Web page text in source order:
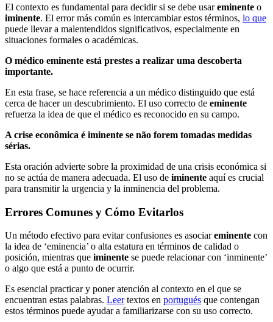
El contexto es fundamental para decidir si se debe usareminente o
iminente. El error más común es intercambiar estos términos, lo que
puede llevar a malentendidos significativos, especialmente en
situaciones formales o académicas.
O médico eminente está prestes a realizar uma descoberta
importante.
En esta frase, se hace referencia a un médico distinguido que está
cerca de hacer un descubrimiento. El uso correcto de eminente
refuerza la idea de que el médico es reconocido en su campo.
A crise econômica é iminente se não forem tomadas medidas
sérias.
Esta oración advierte sobre la proximidad de una crisis económica si
no se actúa de manera adecuada. El uso de iminente aquí es crucial
para transmitir la urgencia y la inminencia del problema.
Errores Comunes y Cómo Evitarlos
Un método efectivo para evitar confusiones es asociareminente con
la idea de ‘eminencia’ o alta estatura en términos de calidad o
posición, mientras que iminente se puede relacionar con ‘inminente’
o algo que está a punto de ocurrir.
Es esencial practicar y poner atención al contexto en el que se
encuentran estas palabras. Leertextos en portugués que contengan
estos términos puede ayudar a familiarizarse con su uso correcto.